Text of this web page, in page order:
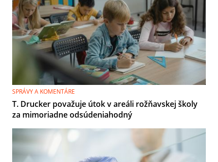
SPRÁVY A KOMENTÁRE
T. Drucker považuje útok v areáli rožňavskej školy
za mimoriadne odsúdeniahodný